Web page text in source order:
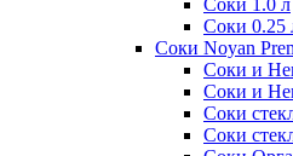
Соки 1.0 л
Соки 0.25
Соки Noyan
Соки и
Соки и
Соки
Соки